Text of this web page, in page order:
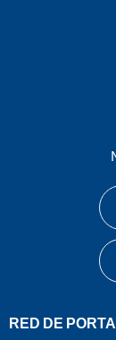
RED DE